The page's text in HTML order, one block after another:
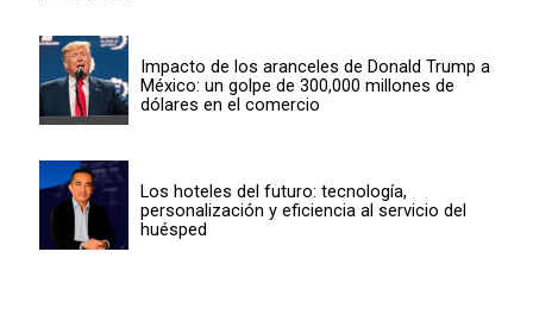
Impacto de los aranceles de Donald Trump a
México: un golpe de 300,000 millones de
dólares en el comercio
Los hoteles del futuro: tecnología,
personalización y eficiencia al servicio del
huésped